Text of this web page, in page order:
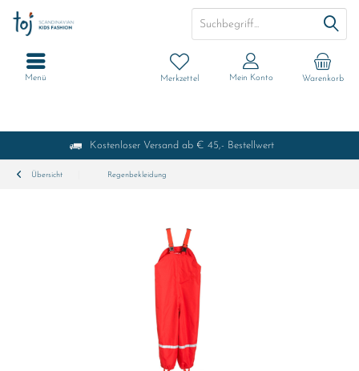
Kostenloser Versand ab € 45,- Bestellwert
Warenkorb
Merkzettel Mein Konto
Menü
Übersicht Regenbekleidung